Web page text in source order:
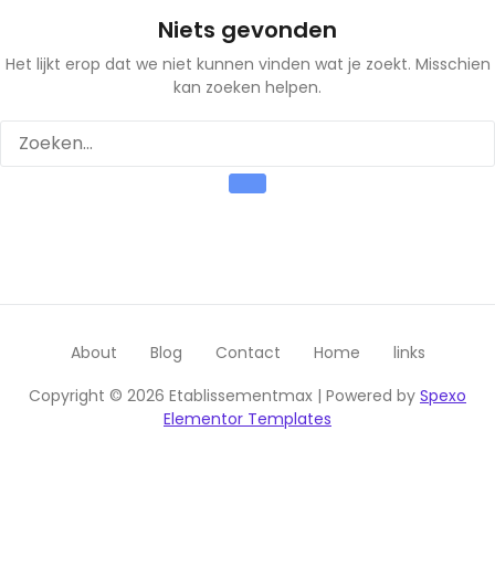
Niets gevonden
Het lijkt erop dat we niet kunnen vinden wat je zoekt. Misschien
kan zoeken helpen.
Copyright © 2026 Etablissementmax | Powered by Spexo
Elementor Templates
About Blog Contact Home links